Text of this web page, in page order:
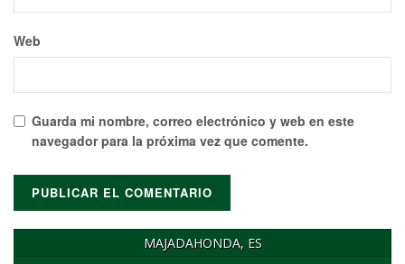
Web
Guarda mi nombre, correo electrónico y web en este
navegador para la próxima vez que comente.
MAJADAHONDA, ES